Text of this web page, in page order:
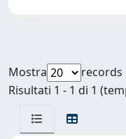
Mostra
records
Risultati 1 - 1 di 1